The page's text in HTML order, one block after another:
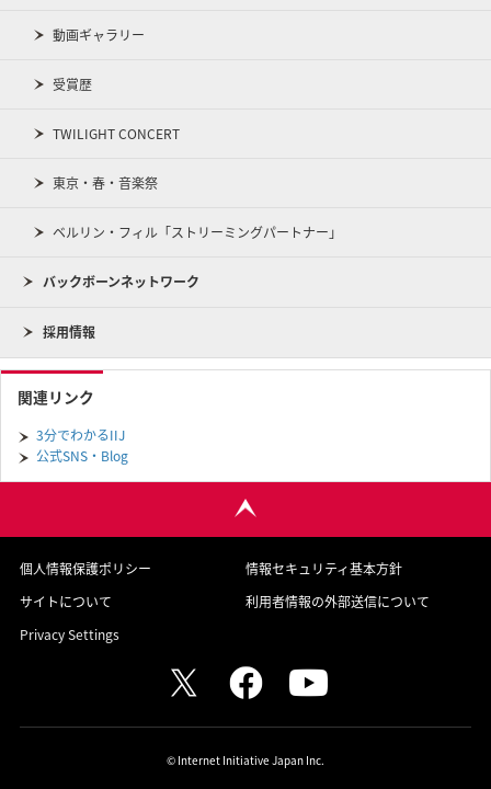
動画ギャラリー
受賞歴
TWILIGHT CONCERT
東京・春・音楽祭
ベルリン・フィル「ストリーミングパートナー」
バックボーンネットワーク
採用情報
関連リンク
3分でわかるIIJ
公式SNS・Blog
個人情報保護ポリシー
情報セキュリティ基本方針
サイトについて
利用者情報の外部送信について
Privacy Settings
© Internet Initiative Japan Inc.